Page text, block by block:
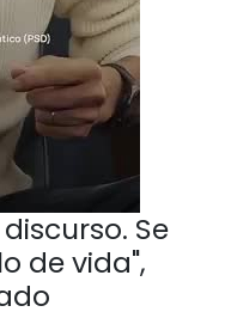
Se
de vida",